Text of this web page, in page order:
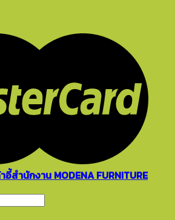
อี้สำนักงาน MODENA FURNITURE